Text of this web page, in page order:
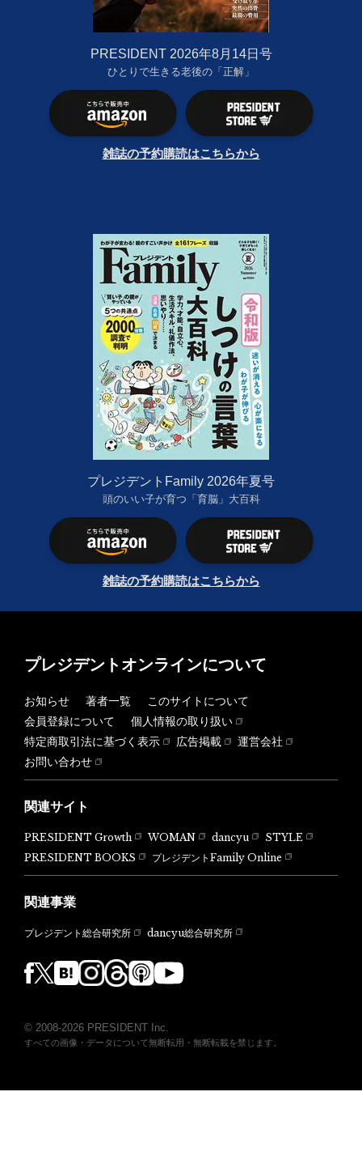
PRESIDENT 2026年8月14日号
ひとりで生きる老後の「正解」
雑誌の予約購読はこちらから
プレジデントFamily 2026年夏号
頭のいい子が育つ「育脳」大百科
雑誌の予約購読はこちらから
プレジデントオンラインについて
お知らせ 著者一覧
このサイトについて
会員登録について
個人情報の取り扱い
特定商取引法に基づく表示
広告掲載
運営会社
お問い合わせ
関連サイト
PRESIDENT Growth WOMAN dancyu
STYLE
PRESIDENT BOOKS
プレジデントFamily Online
関連事業
プレジデント総合研究所 dancyu総合研究所
© 2008-2026 PRESIDENT Inc.
すべての画像・データについて無断転用・無断転載を禁じます。